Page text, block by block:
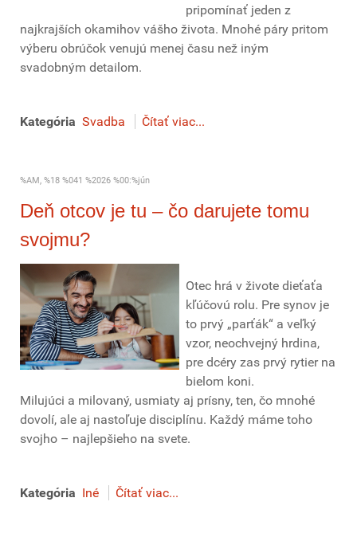
pripomínať jeden z
najkrajších okamihov vášho života. Mnohé páry pritom
výberu obrúčok venujú menej času než iným
svadobným detailom.
Kategória Svadba Čítať viac...
%AM, %18 %041 %2026 %00:%jún
Deň otcov je tu – čo darujete tomu
svojmu?
Otec hrá v živote dieťaťa
kľúčovú rolu. Pre synov je
to prvý „parťák“ a veľký
vzor, neochvejný hrdina,
pre dcéry zas prvý rytier na
bielom koni.
Milujúci a milovaný, usmiaty aj prísny, ten, čo mnohé
dovolí, ale aj nastoľuje disciplínu. Každý máme toho
svojho – najlepšieho na svete.
Kategória Iné Čítať viac...